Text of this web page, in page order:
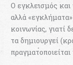
Ο εγκλεισμός και
αλλά
κοινωνίας, γιατί
τα δημιουργεί